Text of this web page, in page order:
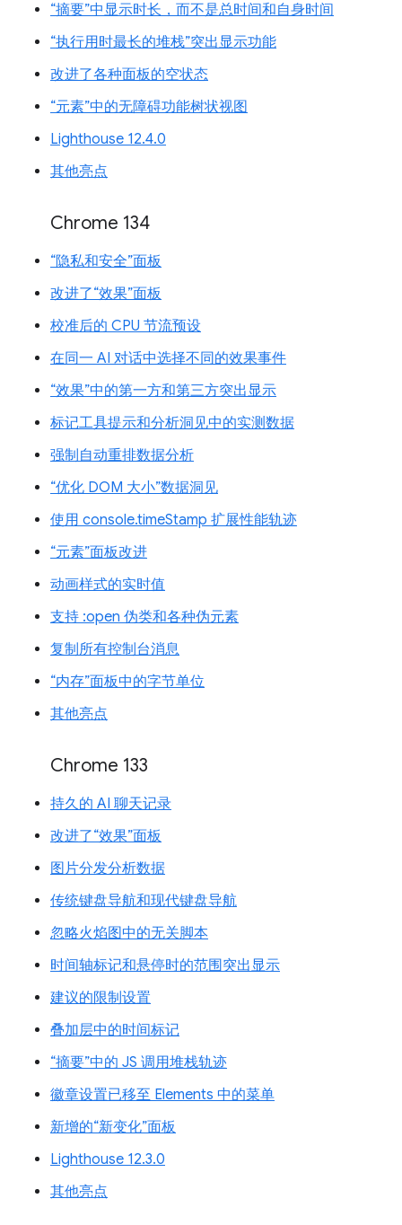
“摘要”中显示时长，而不是总时间和自身时间
“执行用时最长的堆栈”突出显示功能
改进了各种面板的空状态
“元素”中的无障碍功能树状视图
Lighthouse 12.4.0
其他亮点
Chrome 134
“隐私和安全”面板
改进了“效果”面板
校准后的 CPU 节流预设
在同一 AI 对话中选择不同的效果事件
“效果”中的第一方和第三方突出显示
标记工具提示和分析洞见中的实测数据
强制自动重排数据分析
“优化 DOM 大小”数据洞见
使用 console.timeStamp 扩展性能轨迹
“元素”面板改进
动画样式的实时值
支持 :open 伪类和各种伪元素
复制所有控制台消息
“内存”面板中的字节单位
其他亮点
Chrome 133
持久的 AI 聊天记录
改进了“效果”面板
图片分发分析数据
传统键盘导航和现代键盘导航
忽略火焰图中的无关脚本
时间轴标记和悬停时的范围突出显示
建议的限制设置
叠加层中的时间标记
“摘要”中的 JS 调用堆栈轨迹
徽章设置已移至 Elements 中的菜单
新增的“新变化”面板
Lighthouse 12.3.0
其他亮点